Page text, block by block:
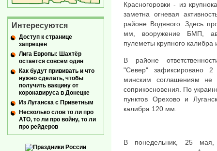
Красногоровки - из
заметна огневая
районе Водяного. Здесь
мм, вооружение БМП,
пулеметы крупного калибра
В районе
"Север" зафиксировано
минским соглашениям не
соприкосновения. По
пунктов Орехово и
калибра 120 мм.
В понедельник, 25 мая,
Интересуются
Доступ к странице
запрещён
Лига Европы: Шахтёр
остается совсем один
Как будут прививать и что
нужно сделать, чтобы
получить вакцину от
коронавируса в Донецке
Из Луганска с Приветным
Несколько слов то ли про
АТО, то ли про войну, то ли
про рейдеров